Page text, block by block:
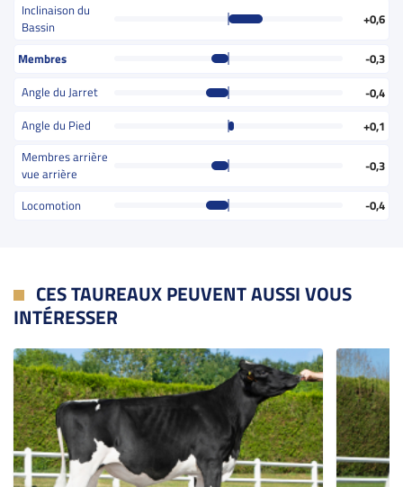
Inclinaison du
Bassin
+0,6
Membres
-0,3
Angle du Jarret
-0,4
Angle du Pied
+0,1
Membres arrière
vue arrière
-0,3
Locomotion -0,4
CES TAUREAUX PEUVENT AUSSI VOUS
INTÉRESSER